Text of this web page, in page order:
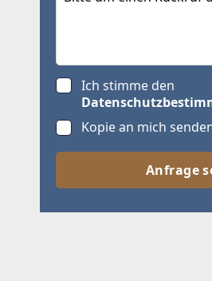
Ich stimme den
Kopie an mich
Anfrage